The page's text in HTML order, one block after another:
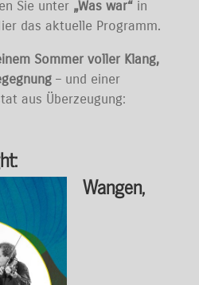
Sie unter „Was war“ in
das aktuelle Programm.
Sommer voller Klang,
– und einer
aus Überzeugung:
Wangen,